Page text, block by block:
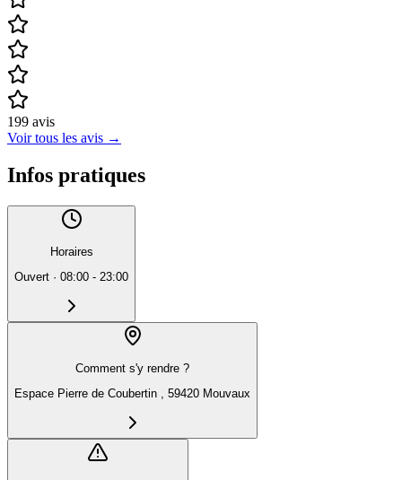
199 avis
Voir tous les avis →
Infos pratiques
Horaires
Ouvert · 08:00 - 23:00
Comment s'y rendre ?
Espace Pierre de Coubertin , 59420 Mouvaux